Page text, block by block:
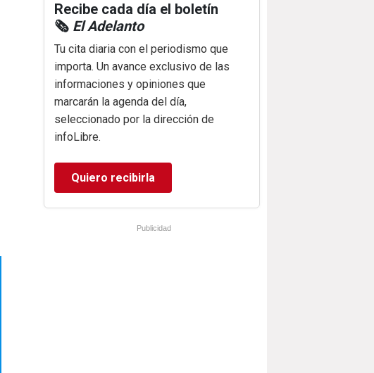
Recibe cada día el boletín
🗞️ El Adelanto
Tu cita diaria con el periodismo que
importa. Un avance exclusivo de las
informaciones y opiniones que
marcarán la agenda del día,
seleccionado por la dirección de
infoLibre.
Quiero recibirla
Publicidad